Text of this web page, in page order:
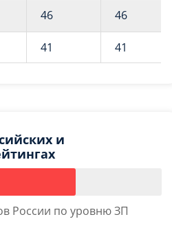
46 46
41 41
и
России по уровню ЗП